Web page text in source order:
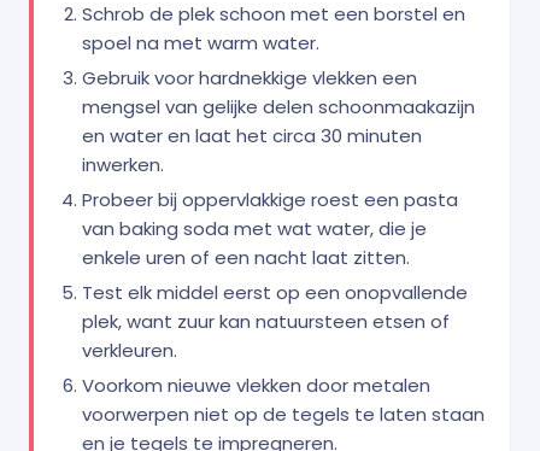
Schrob de plek schoon met een borstel en
spoel na met warm water.
Gebruik voor hardnekkige vlekken een
mengsel van gelijke delen schoonmaakazijn
en water en laat het circa 30 minuten
inwerken.
Probeer bij oppervlakkige roest een pasta
van baking soda met wat water, die je
enkele uren of een nacht laat zitten.
Test elk middel eerst op een onopvallende
plek, want zuur kan natuursteen etsen of
verkleuren.
Voorkom nieuwe vlekken door metalen
voorwerpen niet op de tegels te laten staan
en je tegels te impregneren.